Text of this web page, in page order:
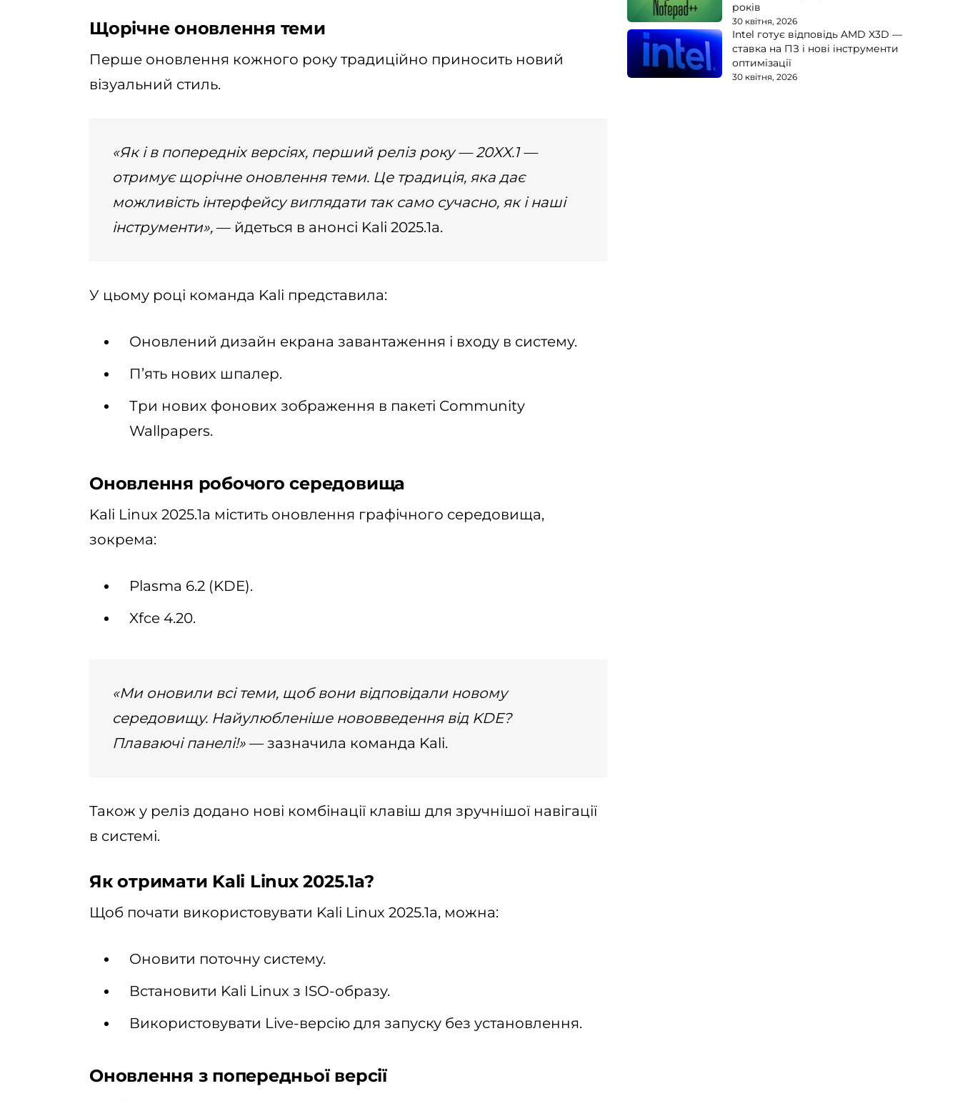
Щорічне оновлення теми
Перше оновлення кожного року традиційно приносить новий
візуальний стиль.
«Як і в попередніх версіях, перший реліз року — 20XX.1 —
отримує щорічне оновлення теми. Це традиція, яка дає
можливість інтерфейсу виглядати так само сучасно, як і наші
інструменти», — йдеться в анонсі Kali 2025.1a.
У цьому році команда Kali представила:
Оновлений дизайн екрана завантаження і входу в систему.
П’ять нових шпалер.
Три нових фонових зображення в пакеті Community
Wallpapers.
Оновлення робочого середовища
Kali Linux 2025.1a містить оновлення графічного середовища,
зокрема:
Plasma 6.2 (KDE).
Xfce 4.20.
«Ми оновили всі теми, щоб вони відповідали новому
середовищу. Найулюбленіше нововведення від KDE?
Плаваючі панелі!» — зазначила команда Kali.
Також у реліз додано нові комбінації клавіш для зручнішої навігації
в системі.
Як отримати Kali Linux 2025.1a?
Щоб почати використовувати Kali Linux 2025.1a, можна:
Оновити поточну систему.
Встановити Kali Linux з ISO-образу.
Використовувати Live-версію для запуску без установлення.
Оновлення з попередньої версії
років
30 квітня, 2026
Intel готує відповідь AMD X3D —
ставка на ПЗ і нові інструменти
оптимізації
30 квітня, 2026